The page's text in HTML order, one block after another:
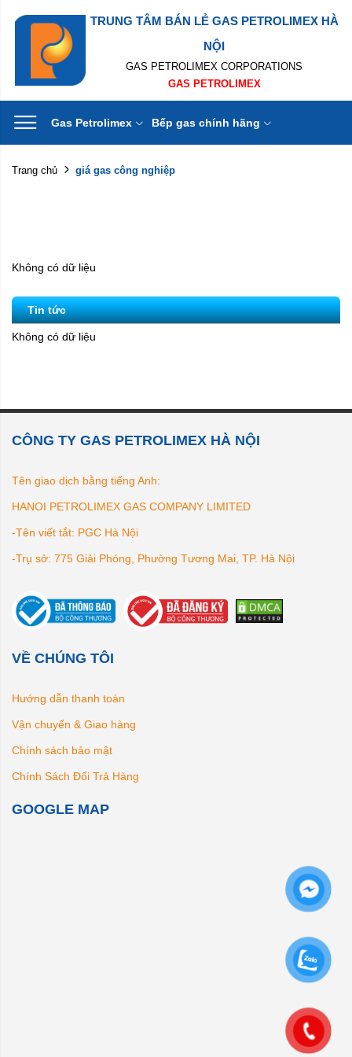
TRUNG TÂM BÁN LẺ GAS PETROLIMEX HÀ
NỘI
GAS PETROLIMEX CORPORATIONS
GAS PETROLIMEX
Gas Petrolimex Bếp gas chính hãng
Trang chủ giá gas công nghiệp
Không có dữ liệu
Tin tức
Không có dữ liệu
CÔNG TY GAS PETROLIMEX HÀ NỘI
Tên giao dịch bằng tiếng Anh:
HANOI PETROLIMEX GAS COMPANY LIMITED
-Tên viết tắt: PGC Hà Nội
-Trụ sở: 775 Giải Phóng, Phường Tương Mai, TP. Hà Nội
VỀ CHÚNG TÔI
Hướng dẫn thanh toán
Vận chuyển & Giao hàng
Chính sách bảo mật
Chính Sách Đổi Trả Hàng
GOOGLE MAP